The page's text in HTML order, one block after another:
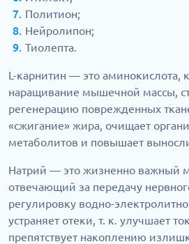
Политион;
Нейролипон;
Тиолепта.
L-карнитин — это аминокислота,
наращивание мышечной массы,
регенерацию поврежденных
«сжигание» жира, очищает
метаболитов и повышает
Натрий — это жизненно важный
отвечающий за передачу
регулировку водно-
устраняет отеки, т. к. улучшает
препятствует накоплению